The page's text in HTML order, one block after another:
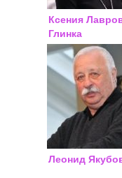
Ксения
Глинка
Леонид